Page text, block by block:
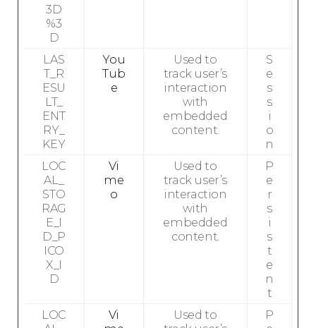
3D
%3
D
LAS
T_R
ESU
LT_
ENT
RY_
KEY
You
Tub
e
Used to
track user’s
interaction
with
embedded
content.
S
e
s
s
i
o
n
LOC
AL_
STO
RAG
E_I
D_P
ICO
X_I
D
Vi
me
o
Used to
track user’s
interaction
with
embedded
content.
P
e
r
s
i
s
t
e
n
t
LOC
Vi
Used to
P